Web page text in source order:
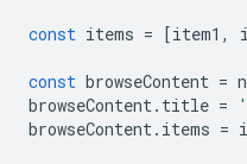
const items = [item1 ,
const browseContent =
browseContent. title =
browseContent. items =